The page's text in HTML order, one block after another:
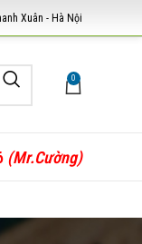
Xuân - Hà Nội
0
(Mr.Cường)